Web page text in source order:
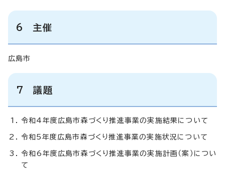
6 主催
広島市
7 議題
令和4年度広島市森づくり推進事業の実施結果について
令和5年度広島市森づくり推進事業の実施状況について
令和6年度広島市森づくり推進事業の実施計画（案）につい
て